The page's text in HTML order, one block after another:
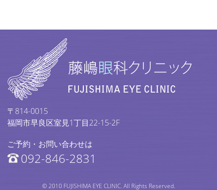
〒814-0015
福岡市早良区室見1丁目22-15-2F
ご予約・お問い合わせは
092-846-2831
© 2010 FUJISHIMA EYE CLINIC. All Rights Reserved.